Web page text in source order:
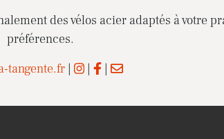
des vélos acier adaptés à votre
préférences.
tangente.fr| | |